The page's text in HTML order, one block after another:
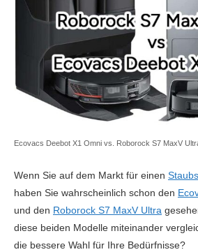
Ecovacs Deebot X1 Omni vs. Roborock S7 MaxV
Wenn Sie auf dem Markt für einen
haben Sie wahrscheinlich schon den
und den Roborock S7 MaxV Ultra
diese beiden Modelle miteinander
die bessere Wahl für Ihre Bedürfnisse?